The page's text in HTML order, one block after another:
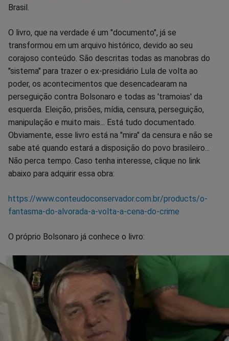
Brasil.
O livro, que na verdade é um "documento", já se
transformou em um arquivo histórico, devido ao seu
corajoso conteúdo. São descritas todas as manobras do
"sistema" para trazer o ex-presidiário Lula de volta ao
poder, os acontecimentos que desencadearam na
perseguição contra Bolsonaro e todas as 'tramoias' da
esquerda. Eleição, prisões, mídia, censura, perseguição,
manipulação e muito mais... Está tudo documentado.
Obviamente, esse livro está na "mira" da censura e não se
sabe até quando estará a disposição do povo brasileiro...
Não perca tempo. Caso tenha interesse, clique no link
abaixo para adquirir essa obra:
https://www.conteudoconservador.com.br/products/o-
fantasma-do-alvorada-a-volta-a-cena-do-crime
O próprio Bolsonaro já conhece o livro: